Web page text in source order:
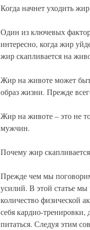
Когда начнет уходить
Один из ключевых
интересно, когда жир
жир скапливается на
Жир на животе может
образ жизни. Прежде
Жир на животе – это не
мужчин.
Почему жир
Прежде чем мы
усилий. В этой статье мы
количество физической
себя кардио-тренировки,
питаться. Следуя этим